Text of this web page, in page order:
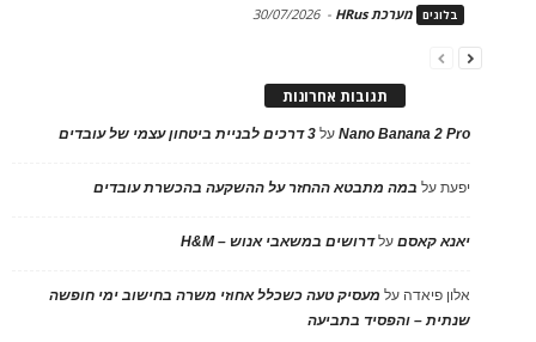
בלוגים מערכת HRus -
30/07/2026
תגובות אחרונות
Nano Banana 2 Proעל 3 דרכים לבניית ביטחון עצמי של עובדים
יפעתעל במה מתבטא ההחזר על ההשקעה בהכשרת עובדים
יאנא קאסםעלדרושים במשאבי אנוש – H&M
אלון פיאדה על מעסיק טעה כשכלל אחוזי משרה בחישוב ימי חופשה
שנתית – והפסיד בתביעה